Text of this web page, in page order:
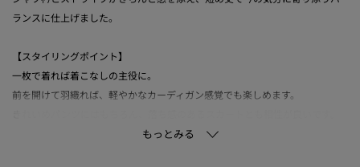
ランスに仕上げました。
【スタイリングポイント】
一枚で着れば着こなしの主役に。
前を開けて羽織れば、軽やかなカーディガン感覚でも楽しめます。
袖を少したくし上げると、より軽快な印象で着用いただけます。